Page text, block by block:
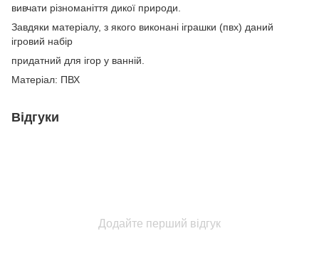
вивчати різноманіття дикої природи.
Завдяки матеріалу, з якого виконані іграшки (пвх) даний
ігровий набір
придатний для ігор у ванній.
Матеріал: ПВХ
Відгуки
Додайте перший відгук